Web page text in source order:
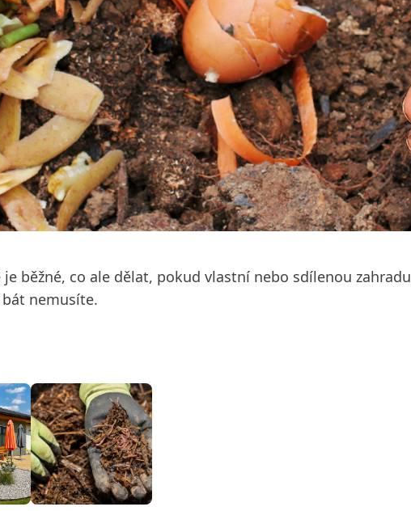
běžné, co ale dělat, pokud vlastní nebo sdílenou
nemusíte.